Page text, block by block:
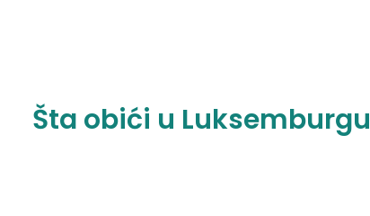
Šta obići u Luksemburgu